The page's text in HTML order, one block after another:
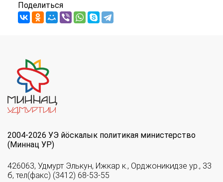
Поделиться
2004-2026 УЭ йöскалык политикая министерство
(Миннац УР)
426063, Удмурт Элькун, Ижкар к., Орджоникидзе ур., 33
б, тел(факс) (3412) 68-53-55